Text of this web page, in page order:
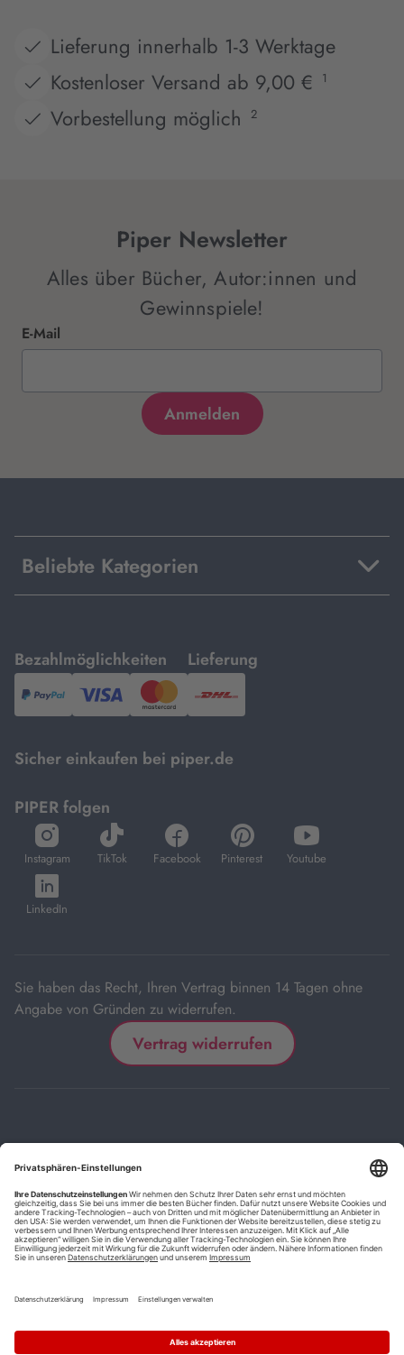
Lieferung innerhalb 1-3 Werktage
Kostenloser Versand ab 9,00 €
1
Vorbestellung möglich 2
Piper Newsletter
Alles über Bücher, Autor:innen und
Gewinnspiele!
E-Mail
Beliebte Kategorien
Bezahlmöglichkeiten
mit
PayPal,Visa
und
Lieferung
mit
DHL.
Sicher einkaufen bei piper.de
PIPER folgen
Instagram
öffnet
in
neuem
Tab
TikTok
öffnet
in
Facebook
öffnet
in
Pinterest
öffnet
in
Youtube
öffnet
in
LinkedIn
öffnet
in
Sie haben das Recht, Ihren Vertrag binnen 14 Tagen ohne
Angabe von Gründen zu widerrufen.
Vertrag widerrufen
BarrierefreiheitserklärungCookie-Einstellungen
*
Die mit Sternchen (*) gekennzeichneten Links sind Affiliate-Links.
Wenn Sie auf einen solchen Link klicken und auf der Zielseite etwas
kaufen, bekommen wir vom betreffenden Anbieter oder Online-Shop
Kauf oder Preis.
Mehrwertsteuer.
Versand innerhalb Deutschlands versandkostenfrei ab 9,00 €